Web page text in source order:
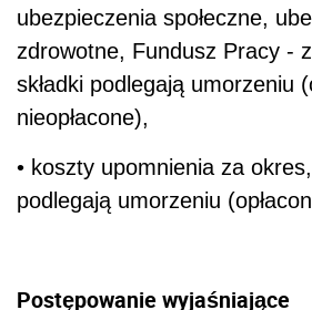
ubezpieczenia społeczne,
zdrowotne, Fundusz Pracy -
składki podlegają umorzeniu
nieopłacone),
• koszty upomnienia za
podlegają umorzeniu
Postępowanie wyjaśniające